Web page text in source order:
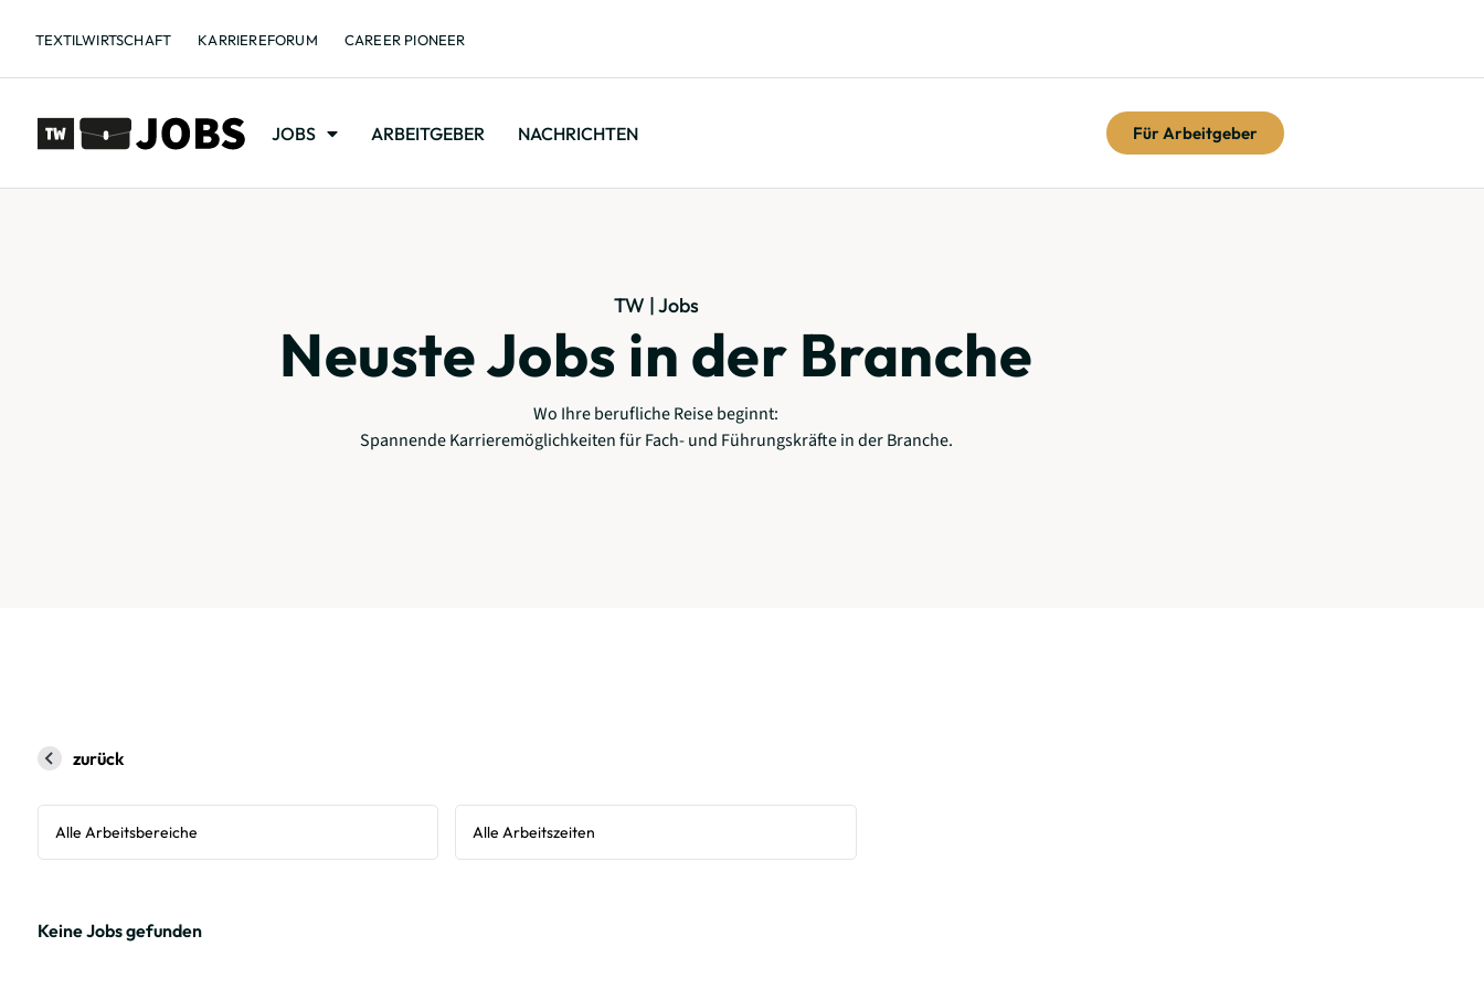
TEXTILWIRTSCHAFT KARRIEREFORUM CAREER PIONEER
JOBS ARBEITGEBER NACHRICHTEN Für Arbeitgeber
TW | Jobs
Neuste Jobs in der Branche
Wo Ihre berufliche Reise beginnt:
Spannende Karrieremöglichkeiten für Fach- und Führungskräfte in der Branche.
zurück
Keine Jobs gefunden